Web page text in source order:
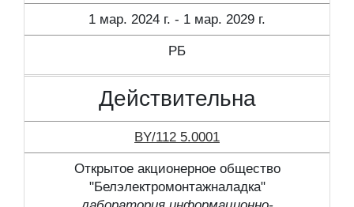
1 мар. 2024 г. - 1 мар. 2029 г.
РБ
Действительна
BY/112 5.0001
Открытое акционерное общество
"Белэлектромонтажналадка"